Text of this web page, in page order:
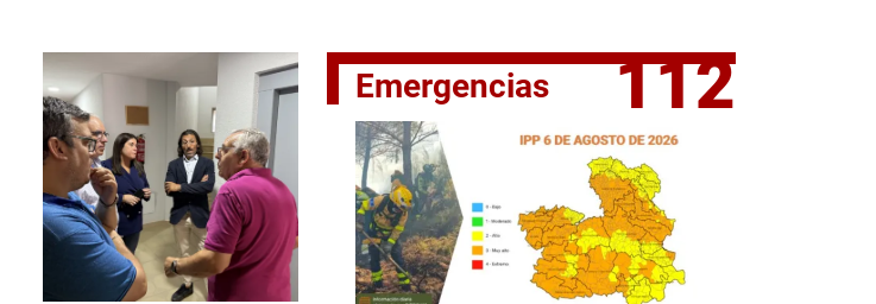
El jefe del Ejecutivo castellanomanchego, Emiliano García-
Emergencias 112